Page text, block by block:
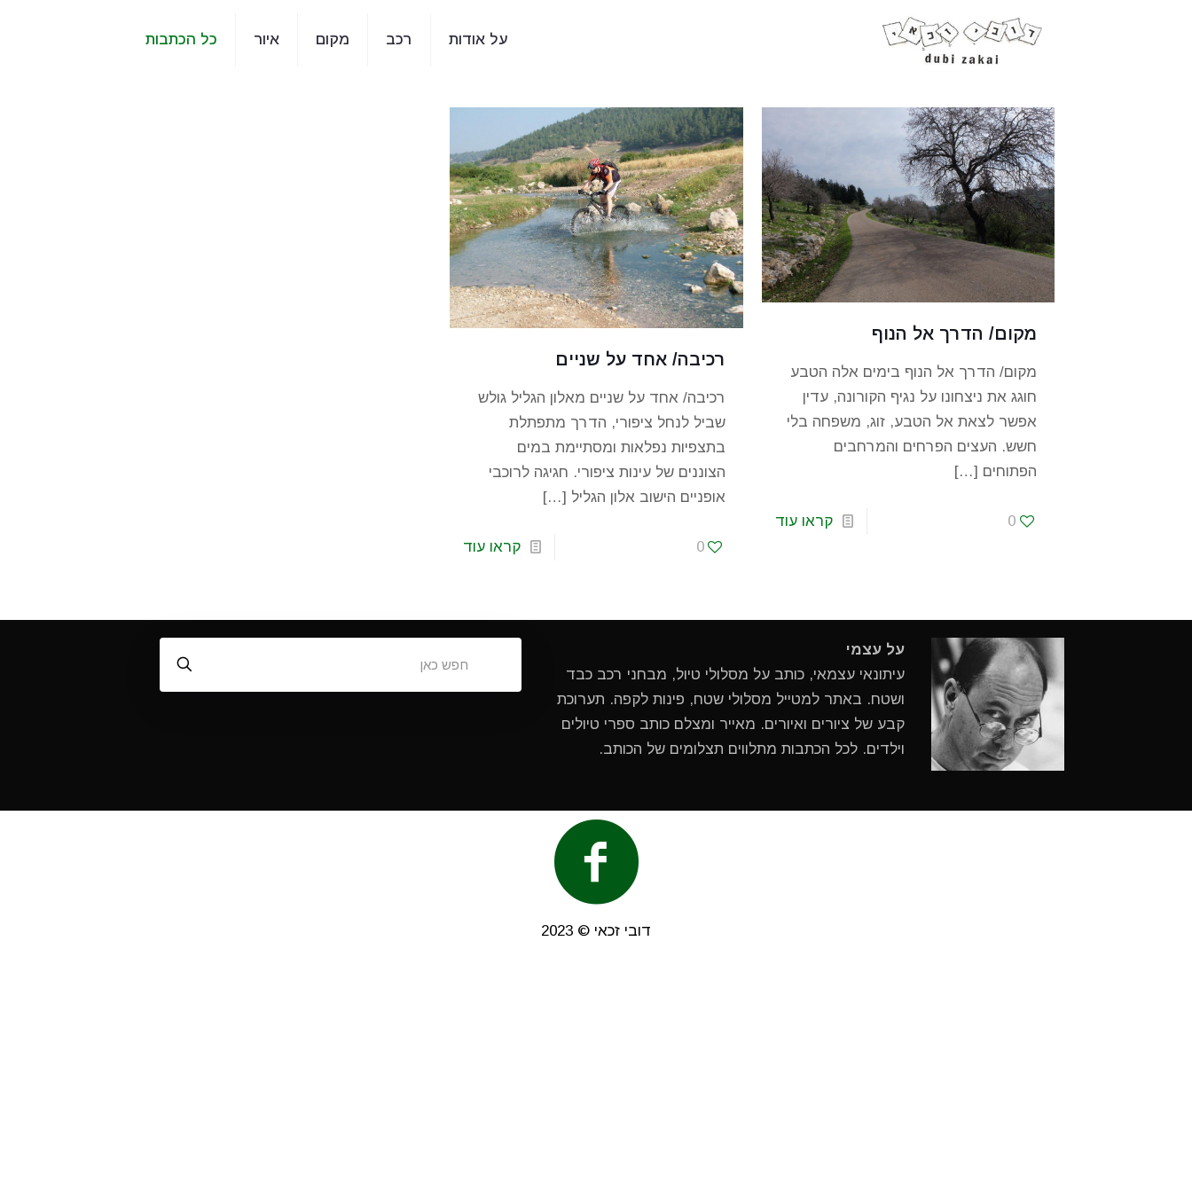
על אודות רכב מקום איור כל הכתבות
מקום/ הדרך אל הנוף
מקום/ הדרך אל הנוף בימים אלה הטבע
חוגג את ניצחונו על נגיף הקורונה, עדין
אפשר לצאת אל הטבע, זוג, משפחה בלי
חשש. העצים הפרחים והמרחבים
הפתוחים […]
0 קראו עוד
רכיבה/ אחד על שניים
רכיבה/ אחד על שניים מאלון הגליל גולש
שביל לנחל ציפורי, הדרך מתפתלת
בתצפיות נפלאות ומסתיימת במים
הצוננים של עינות ציפורי. חגיגה לרוכבי
אופניים הישוב אלון הגליל […]
0 קראו עוד
על עצמי
עיתונאי עצמאי, כותב על מסלולי טיול, מבחני רכב כבד
ושטח. באתר למטייל מסלולי שטח, פינות לקפה. תערוכת
קבע של ציורים ואיורים. מאייר ומצלם כותב ספרי טיולים
וילדים. לכל הכתבות מתלווים תצלומים של הכותב.
דובי זכאי © 2023